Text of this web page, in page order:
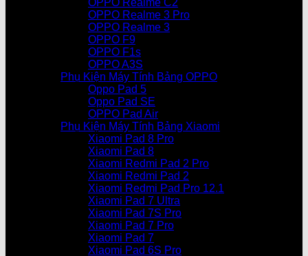
OPPO Realme C2
OPPO Realme 3 Pro
OPPO Realme 3
OPPO F9
OPPO F1s
OPPO A3S
Phụ Kiện Máy Tính Bảng OPPO
Oppo Pad 5
Oppo Pad SE
OPPO Pad Air
Phụ Kiện Máy Tính Bảng Xiaomi
Xiaomi Pad 8 Pro
Xiaomi Pad 8
Xiaomi Redmi Pad 2 Pro
Xiaomi Redmi Pad 2
Xiaomi Redmi Pad Pro 12.1
Xiaomi Pad 7 Ultra
Xiaomi Pad 7S Pro
Xiaomi Pad 7 Pro
Xiaomi Pad 7
Xiaomi Pad 6S Pro